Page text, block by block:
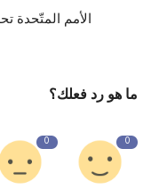
الأمم المتّحدة
ما هو رد فعلك؟
0
0